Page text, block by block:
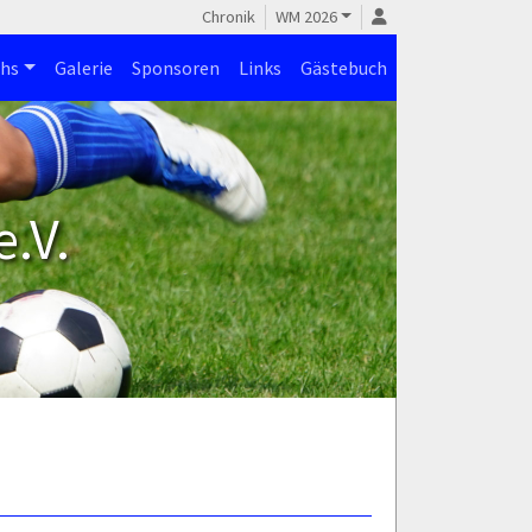
Chronik WM 2026
Galerie Sponsoren Links Gästebuch